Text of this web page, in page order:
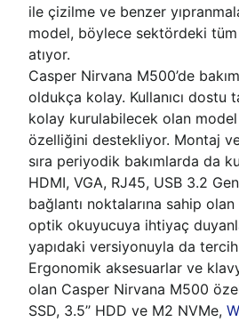
ile çizilme ve benzer
model, böylece sektördeki
atıyor.
Casper Nirvana M500’de
oldukça kolay. Kullanıcı dostu
kolay kurulabilecek olan model
özelliğini destekliyor. Montaj
sıra periyodik bakımlarda da
HDMI, VGA, RJ45, USB 3.2
bağlantı noktalarına sahip
optik okuyucuya ihtiyaç
yapıdaki versiyonuyla da
Ergonomik aksesuarlar ve
olan Casper Nirvana M500
SSD, 3.5’’ HDD ve M2 NVMe,